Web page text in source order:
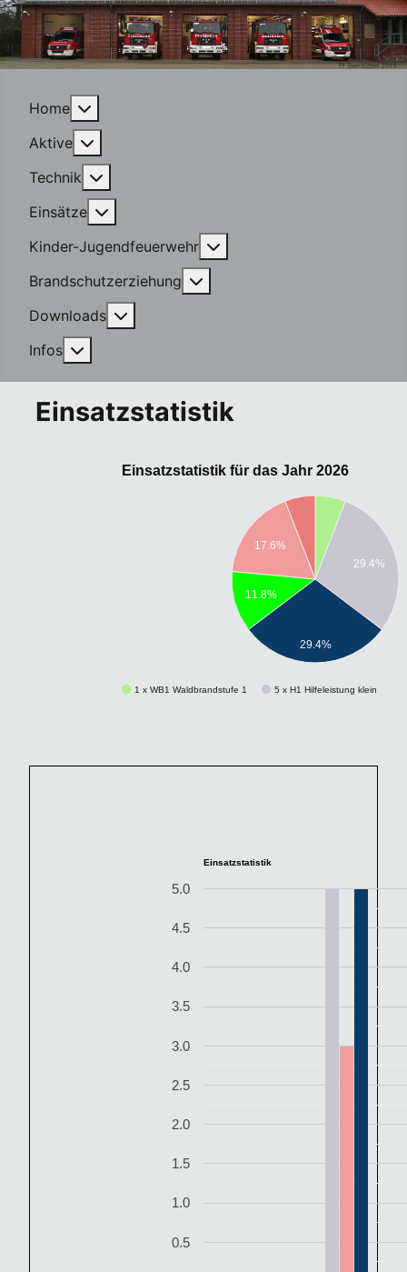
Home
Aktive
Technik
Einsätze
Kinder-Jugendfeuerwehr
Brandschutzerziehung
Downloads
Infos
Einsatzstatistik
Einsatzstatistik für das Jahr 2026
1 x WB1 Waldbrandstufe 1 5 x H1 Hilfeleistung klein
29.4%
17.6%
11.8%
29.4%
Einsatzstatistik
0.5
1.0
1.5
2.0
2.5
3.0
3.5
4.0
4.5
5.0